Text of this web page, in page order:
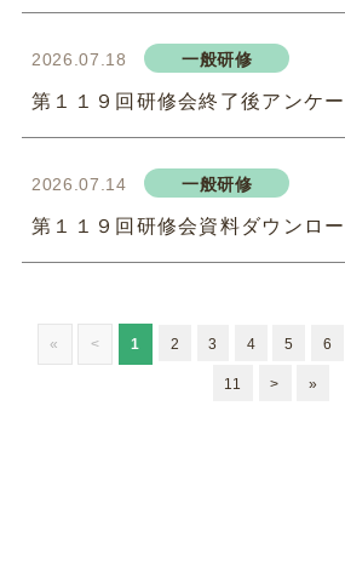
2026.07.18 一般研修
第１１９回研修会終了後アンケ
2026.07.14 一般研修
第１１９回研修会資料ダウンロ
« < 1 2 3 4 5 6
11 > »